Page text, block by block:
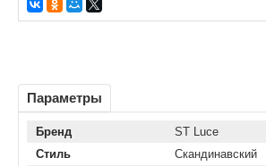
Параметры
Бренд
ST Luce
Стиль
Скандинавский